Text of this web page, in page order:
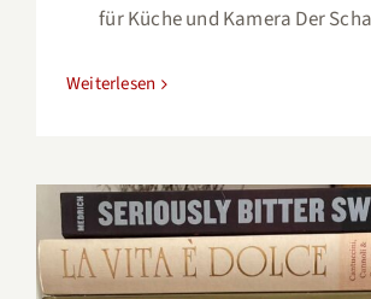
für Küche und Kamera Der
Weiterlesen